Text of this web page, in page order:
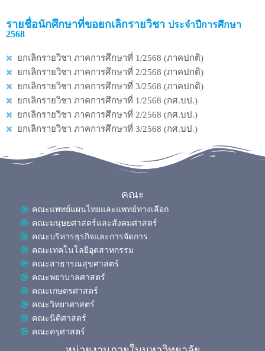
รายชื่อนักศึกษาที่ขอยกเลิกรายวิชา ประจำปีการศึกษา
2568
ยกเลิกรายวิชา ภาคการศึกษาที่ 1/2568 (ภาคปกติ)
ยกเลิกรายวิชา ภาคการศึกษาที่ 2/2568 (ภาคปกติ)
ยกเลิกรายวิชา ภาคการศึกษาที่ 3/2568 (ภาคปกติ)
ยกเลิกรายวิชา ภาคการศึกษาที่ 1/2568 (กศ.บป.)
ยกเลิกรายวิชา ภาคการศึกษาที่ 2/2568 (กศ.บป.)
ยกเลิกรายวิชา ภาคการศึกษาที่ 3/2568 (กศ.บป.)
คณะ
คณะแพทย์แผนไทยและแพทย์ทางเลือก
คณะมนุษยศาสตร์และสังคมศาสตร์
คณะบริหารธุรกิจและการจัดการ
คณะเทคโนโลยีอุตสาหกรรม
คณะสาธารณสุขศาสตร์
คณะพยาบาลศาสตร์
คณะเกษตรศาสตร์
คณะวิทยาศาสตร์
คณะนิติศาสตร์
คณะครุศาสตร์